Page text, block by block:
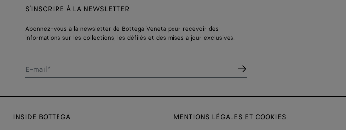
S'INSCRIRE À LA NEWSLETTER
Abonnez-vous à la newsletter de Bottega Veneta pour recevoir des
informations sur les collections, les défilés et des mises à jour exclusives.
E-mail*
INSIDE BOTTEGA
MENTIONS LÉGALES ET COOKIES